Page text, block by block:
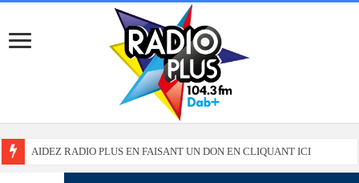
AIDEZ RADIO PLUS EN FAISANT UN DON EN CLIQUANT ICI